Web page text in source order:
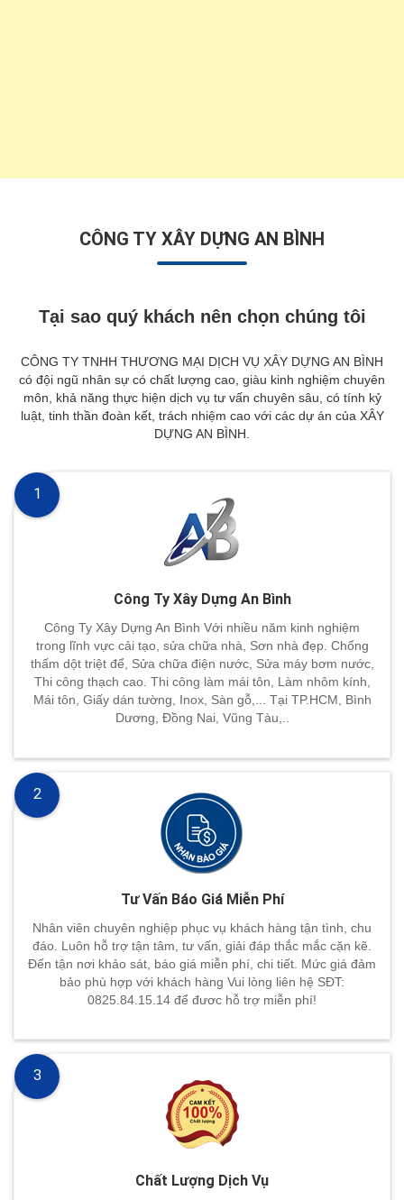
CÔNG TY XÂY DỰNG AN BÌNH
Tại sao quý khách nên chọn chúng tôi
CÔNG TY TNHH THƯƠNG MẠI DỊCH VỤ XÂY DỰNG AN BÌNH
có đội ngũ nhân sự có chất lượng cao, giàu kinh nghiệm chuyên
môn, khả năng thực hiện dịch vụ tư vấn chuyên sâu, có tính kỷ
luật, tinh thần đoàn kết, trách nhiệm cao với các dự án của XÂY
DỰNG AN BÌNH.
Công Ty Xây Dựng An Bình
Công Ty Xây Dựng An Bình Với nhiều năm kinh nghiệm
trong lĩnh vực cải tạo, sửa chữa nhà, Sơn nhà đẹp. Chống
thấm dột triệt để, Sửa chữa điện nước, Sửa máy bơm nước,
Thi công thạch cao. Thi công làm mái tôn, Làm nhôm kính,
Mái tôn, Giấy dán tường, Inox, Sàn gỗ,... Tại TP.HCM, Bình
Dương, Đồng Nai, Vũng Tàu,..
1
Tư Vấn Báo Giá Miễn Phí
Nhân viên chuyên nghiệp phục vụ khách hàng tận tình, chu
đáo. Luôn hỗ trợ tận tâm, tư vấn, giải đáp thắc mắc cặn kẽ.
Đến tận nơi khảo sát, báo giá miễn phí, chi tiết. Mức giá đảm
bảo phù hợp với khách hàng Vui lòng liên hệ SĐT:
0825.84.15.14 để đươc hỗ trợ miễn phí!
2
Chất Lượng Dịch Vụ
3